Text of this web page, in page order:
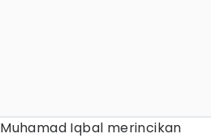
Iqbal merincikan